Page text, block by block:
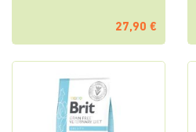
27,90 €